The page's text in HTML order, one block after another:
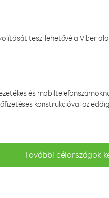
teszi lehetővé a Viber
és
konstrukcióval az
További célországok